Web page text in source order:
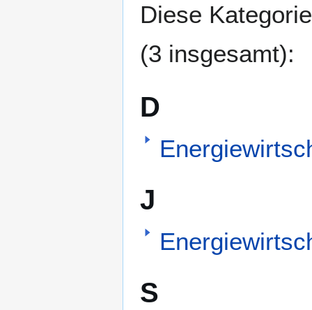
Diese
(3 insgesamt):
D
J
S